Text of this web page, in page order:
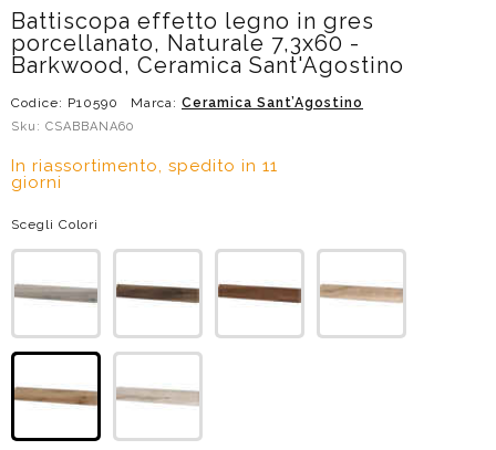
Battiscopa effetto legno in gres
porcellanato, Naturale 7,3x60 -
Barkwood, Ceramica Sant'Agostino
Codice: P10590 Marca: Ceramica Sant’Agostino
Sku: CSABBANA60
In riassortimento, spedito in 11
giorni
Scegli Colori